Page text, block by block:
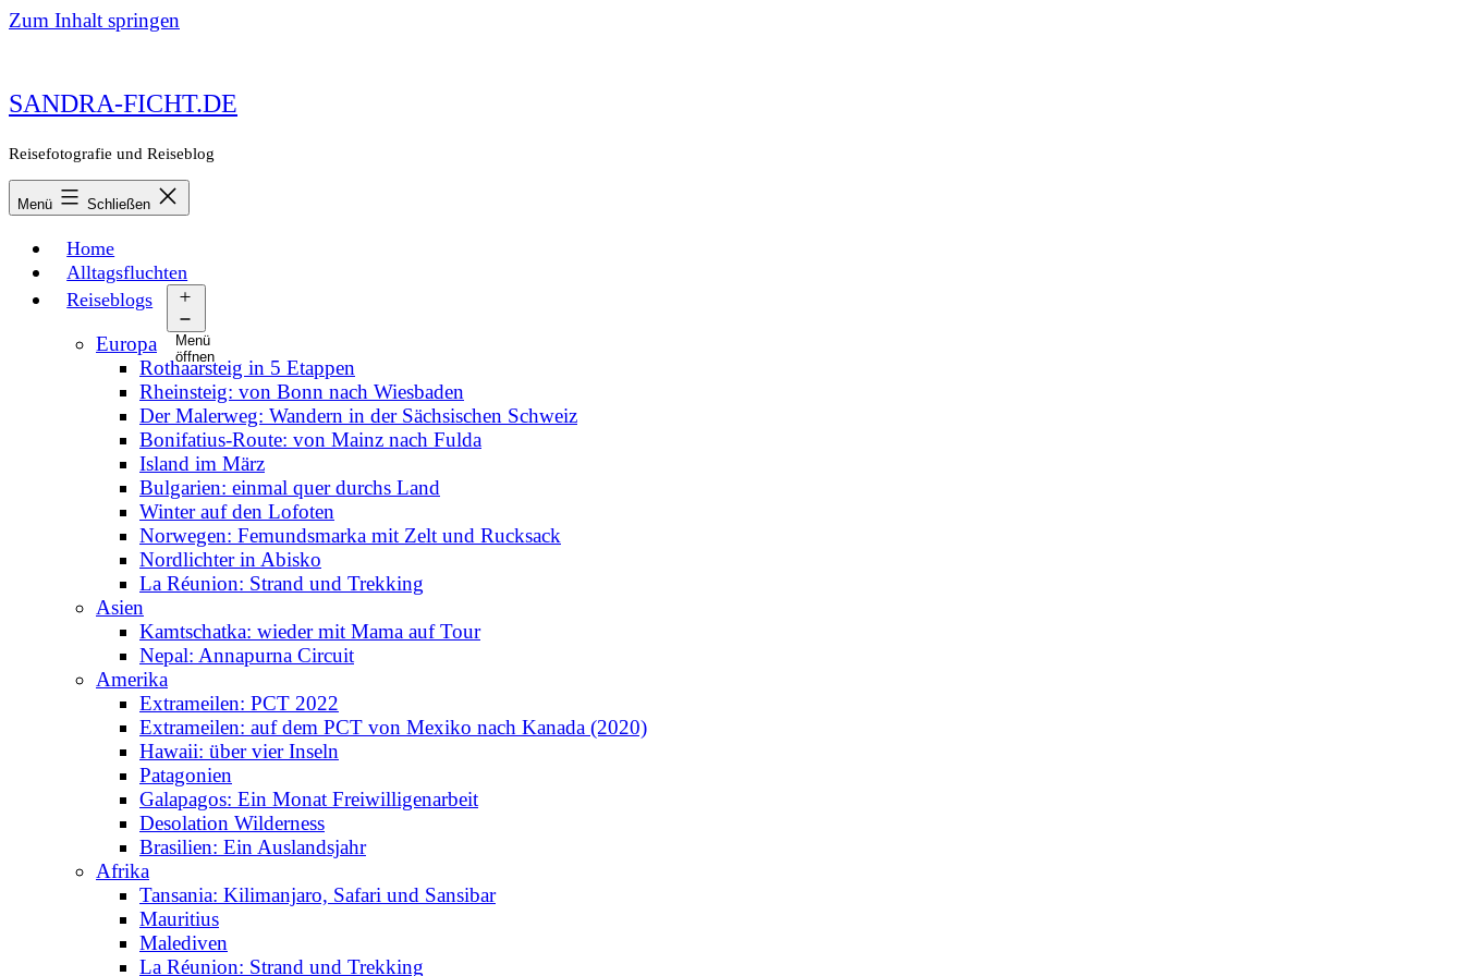
Zum Inhalt springen
SANDRA-FICHT.DE
Reisefotografie und Reiseblog
Menü Schließen
Home
Alltagsfluchten
Reiseblogs
Menü
öffnen
Europa
Rothaarsteig in 5 Etappen
Rheinsteig: von Bonn nach Wiesbaden
Der Malerweg: Wandern in der Sächsischen Schweiz
Bonifatius-Route: von Mainz nach Fulda
Island im März
Bulgarien: einmal quer durchs Land
Winter auf den Lofoten
Norwegen: Femundsmarka mit Zelt und Rucksack
Nordlichter in Abisko
La Réunion: Strand und Trekking
Asien
Kamtschatka: wieder mit Mama auf Tour
Nepal: Annapurna Circuit
Amerika
Extrameilen: PCT 2022
Extrameilen: auf dem PCT von Mexiko nach Kanada (2020)
Hawaii: über vier Inseln
Patagonien
Galapagos: Ein Monat Freiwilligenarbeit
Desolation Wilderness
Brasilien: Ein Auslandsjahr
Afrika
Tansania: Kilimanjaro, Safari und Sansibar
Mauritius
Malediven
La Réunion: Strand und Trekking